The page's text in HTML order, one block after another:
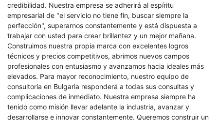
credibilidad. Nuestra empresa se adherirá al espíritu
empresarial de "el servicio no tiene fin, buscar siempre la
perfección", superarnos constantemente y está dispuesta a
trabajar con usted para crear brillantez y un mejor mañana.
Construimos nuestra propia marca con excelentes logros
técnicos y precios competitivos, abrimos nuevos campos
profesionales con entusiasmo y avanzamos hacia ideales más
elevados. Para mayor reconocimiento, nuestro equipo de
consultoría en Bulgaria responderá a todas sus consultas y
complicaciones de inmediato. Nuestra empresa siempre ha
tenido como misión llevar adelante la industria, avanzar y
desarrollarse e innovar constantemente. Queremos construir un